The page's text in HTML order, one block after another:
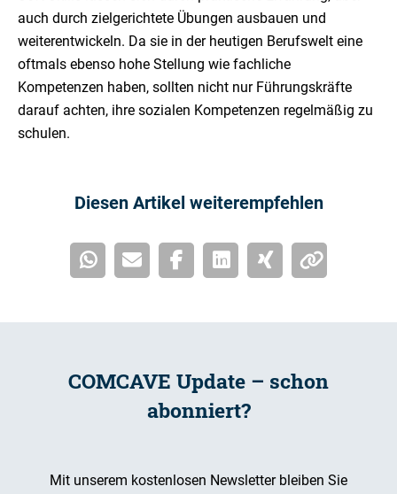
auch durch zielgerichtete Übungen ausbauen und
weiterentwickeln. Da sie in der heutigen Berufswelt eine
oftmals ebenso hohe Stellung wie fachliche
Kompetenzen haben, sollten nicht nur Führungskräfte
darauf achten, ihre sozialen Kompetenzen regelmäßig zu
schulen.
Diesen Artikel weiterempfehlen
COMCAVE Update – schon
abonniert?
Mit unserem kostenlosen Newsletter bleiben Sie